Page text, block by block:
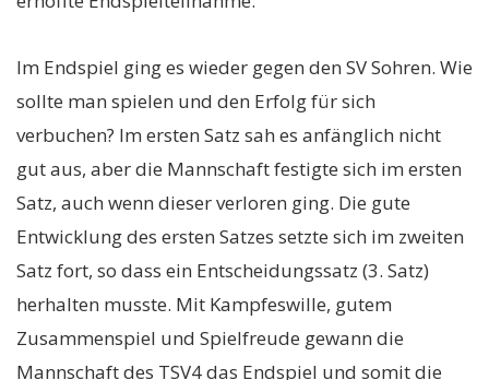
Im Endspiel ging es wieder gegen den SV Sohren. Wie
sollte man spielen und den Erfolg für sich
verbuchen? Im ersten Satz sah es anfänglich nicht
gut aus, aber die Mannschaft festigte sich im ersten
Satz, auch wenn dieser verloren ging. Die gute
Entwicklung des ersten Satzes setzte sich im zweiten
Satz fort, so dass ein Entscheidungssatz (3. Satz)
herhalten musste. Mit Kampfeswille, gutem
Zusammen­spiel und Spielfreude gewann die
Mannschaft des TSV4 das Endspiel und somit die